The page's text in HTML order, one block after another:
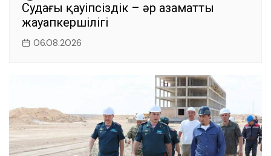
Судағы қауіпсіздік – әр азаматтың
жауапкершілігі
06.08.2026